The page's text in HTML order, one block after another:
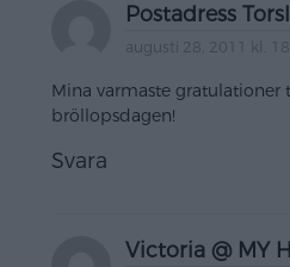
Postadress
augusti 28, 2011 kl.
Mina varmaste gratulationer
bröllopsdagen!
Svara
Victoria @ MY